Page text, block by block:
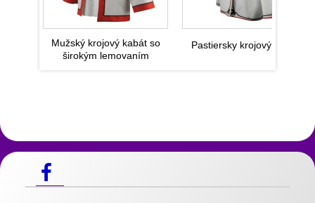
Mužský krojový kabát so
širokým lemovaním
Pastiersky krojový kabát